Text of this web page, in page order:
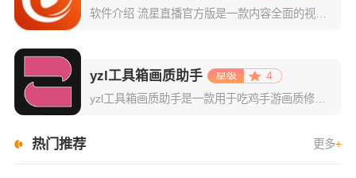
软件介绍 流星直播官方版是一款内容全面的视频直播软件，能够给广大观众带来极具观赏性的直播资源，登录主界面即
yzl工具箱画质助手
4
yzl工具箱画质助手是一款用于吃鸡手游画质修改的神器。国际服、国服、韩服、欧美服等不同版本吃鸡手游都可以使用亚洲龙画质助手进行修改画质、帧数、音质、游戏显示比例等数值，轻松高效解决游戏闪退，延时，卡顿
热门推荐 更多+